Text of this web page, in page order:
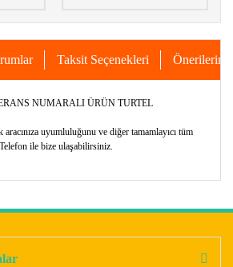
Taksit Seçenekleri Önerileriniz
NUMARALI ÜRÜN TURTEL
aracınıza uyumluluğunu ve diğer tamamlayıcı tüm
ile bize ulaşabilirsiniz.